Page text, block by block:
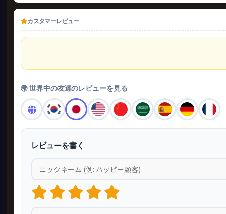
カスタマーレビュー
🌍 世界中の友達のレビューを見る
レビューを書く